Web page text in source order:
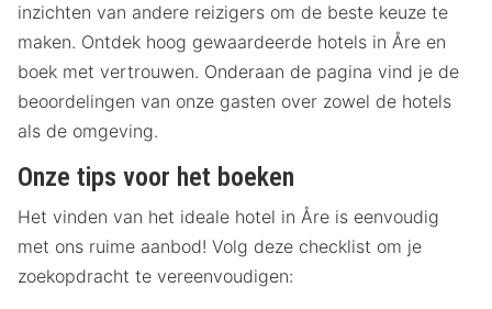
inzichten van andere reizigers om de beste keuze te
maken. Ontdek hoog gewaardeerde hotels in Åre en
boek met vertrouwen. Onderaan de pagina vind je de
beoordelingen van onze gasten over zowel de hotels
als de omgeving.
Onze tips voor het boeken
Het vinden van het ideale hotel in Åre is eenvoudig
met ons ruime aanbod! Volg deze checklist om je
zoekopdracht te vereenvoudigen: